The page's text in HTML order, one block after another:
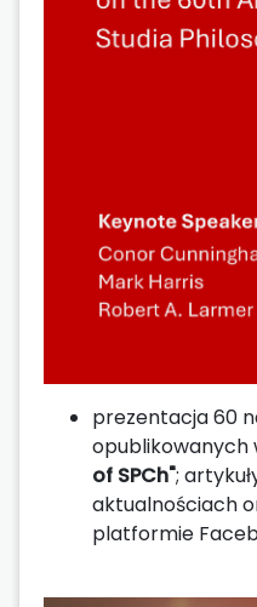
prezentacja 60
opublikowanych
of SPCh";
aktualnościach
platformie